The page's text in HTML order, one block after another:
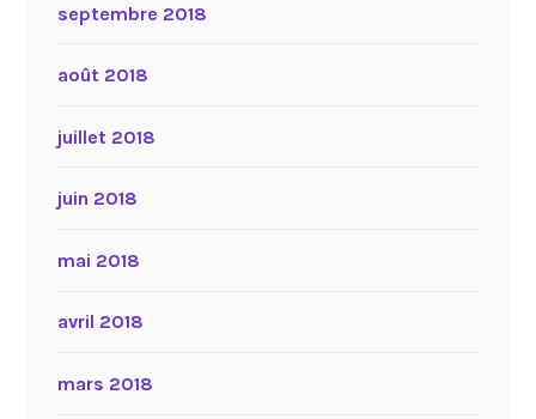
septembre 2018
août 2018
juillet 2018
juin 2018
mai 2018
avril 2018
mars 2018